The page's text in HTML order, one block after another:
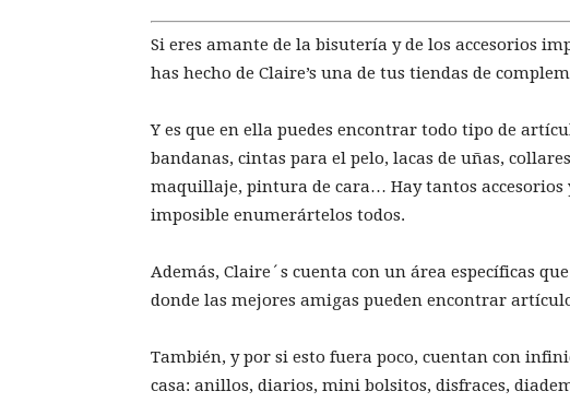
Si eres amante de la bisutería y de los accesorios
has hecho de Claire’s una de tus tiendas de
Y es que en ella puedes encontrar todo tipo de
bandanas, cintas para el pelo, lacas de uñas,
maquillaje, pintura de cara… Hay tantos accesorios
imposible enumerártelos todos.
Además, Claire´s cuenta con un área específicas
donde las mejores amigas pueden encontrar
También, y por si esto fuera poco, cuentan con
casa: anillos, diarios, mini bolsitos, disfraces,